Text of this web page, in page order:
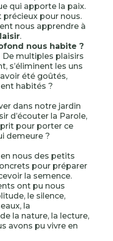
qui apporte la paix.
pour nous.
nous apprendre à
.
nous habite ?
De multiples plaisirs
s’éliminent les uns
été goûtés,
habités ?
dans notre jardin
d’écouter la Parole,
pour porter ce
demeure ?
en nous des petits
pour préparer
la semence.
ont pu nous
le silence,
la
la nature, la lecture,
avons pu vivre en